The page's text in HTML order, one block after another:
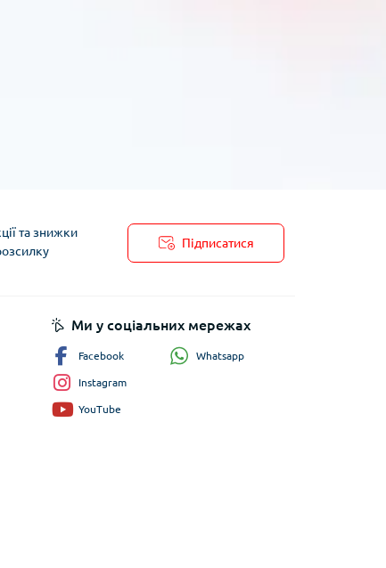
та знижки
Підписатися
Ми у соціальних мережах
Facebook
Instagram
YouTube
Whatsapp